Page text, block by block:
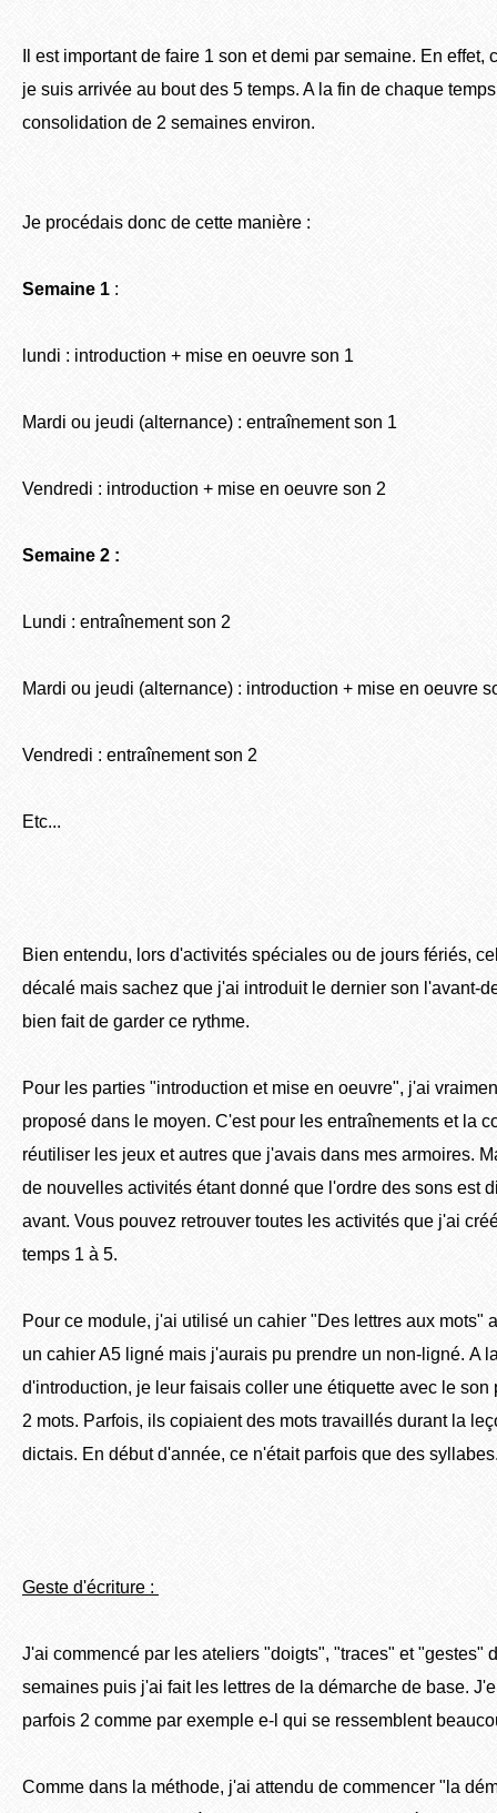
Il est important de faire 1 son et demi par semaine. En effet,
je suis arrivée au bout des 5 temps. A la fin de chaque
consolidation de 2 semaines environ.
Je procédais donc de cette manière :
Semaine 1 :
lundi : introduction + mise en oeuvre son 1
Mardi ou jeudi (alternance) : entraînement son 1
Vendredi : introduction + mise en oeuvre son 2
Semaine 2 :
Lundi : entraînement son 2
Mardi ou jeudi (alternance) : introduction + mise en oeuvre
Vendredi : entraînement son 2
Etc...
Bien entendu, lors d'activités spéciales ou de jours fériés,
décalé mais sachez que j'ai introduit le dernier son l'avant-
bien fait de garder ce rythme.
Pour les parties "introduction et mise en oeuvre", j'ai
proposé dans le moyen. C'est pour les entraînements et la
réutiliser les jeux et autres que j'avais dans mes armoires.
de nouvelles activités étant donné que l'ordre des sons est
avant. Vous pouvez retrouver toutes les activités que j'ai
temps 1 à 5.
Pour ce module, j'ai utilisé un cahier "Des lettres aux mots"
un cahier A5 ligné mais j'aurais pu prendre un non-ligné. A
d'introduction, je leur faisais coller une étiquette avec le
2 mots. Parfois, ils copiaient des mots travaillés durant la
dictais. En début d'année, ce n'était parfois que des
Geste d'écriture :
J'ai commencé par les ateliers "doigts", "traces" et "gestes"
semaines puis j'ai fait les lettres de la démarche de base.
parfois 2 comme par exemple e-l qui se ressemblent
Comme dans la méthode, j'ai attendu de commencer "la